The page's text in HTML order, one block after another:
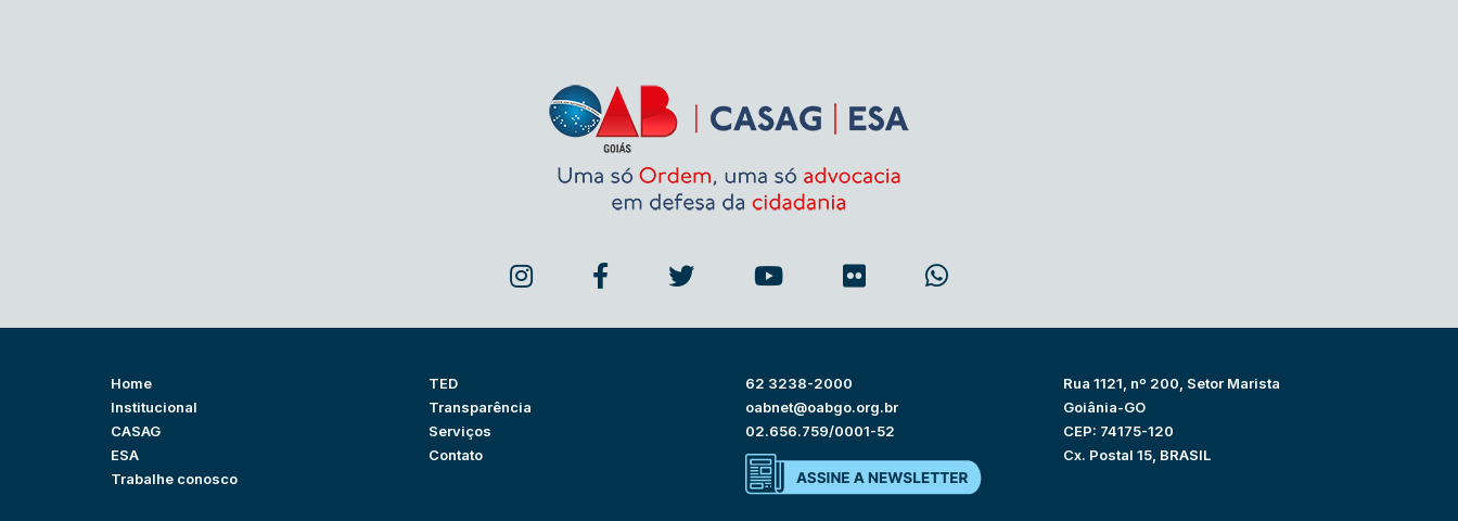
Home
Institucional
CASAG
ESA
Trabalhe conosco
TED
Transparência
Serviços
Contato
62 3238-2000
oabnet@oabgo.org.br
02.656.759/0001-52
Rua 1121, nº 200, Setor Marista
Goiânia-GO
CEP: 74175-120
Cx. Postal 15, BRASIL